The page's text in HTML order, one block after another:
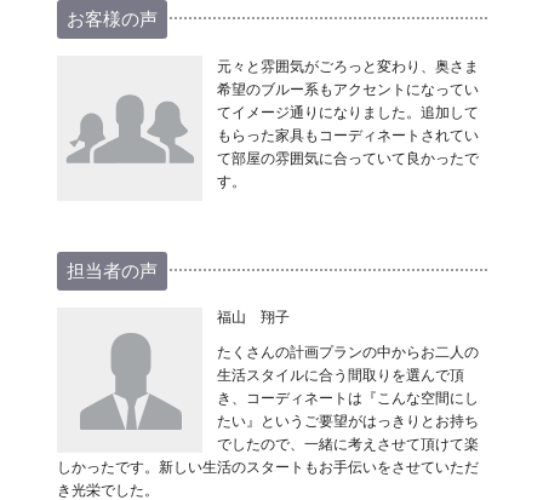
お客様の声
元々と雰囲気がごろっと変わり、奥さま
希望のブルー系もアクセントになってい
てイメージ通りになりました。追加して
もらった家具もコーディネートされてい
て部屋の雰囲気に合っていて良かったで
す。
担当者の声
福山 翔子
たくさんの計画プランの中からお二人の
生活スタイルに合う間取りを選んで頂
き、コーディネートは『こんな空間にし
たい』というご要望がはっきりとお持ち
でしたので、一緒に考えさせて頂けて楽
しかったです。新しい生活のスタートもお手伝いをさせていただ
き光栄でした。